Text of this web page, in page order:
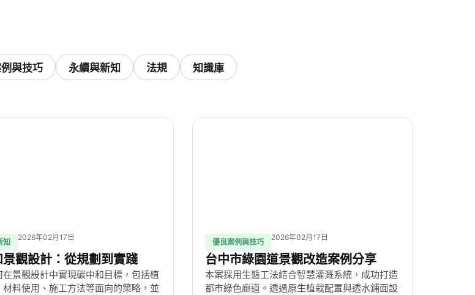
與技巧 永續與新知 法規 知識庫
知
2026年02月17日
觀設計：從規劃到實踐
在景觀設計中實現碳中和目標，包括植
材料使用、施工方法等面向的策略，並
優良案例與技巧
2026年02月17日
台中市綠園道景觀改造案例分享
本案採用生態工法結合智慧灌溉系統，成功打造
都市綠色廊道。透過原生植栽配置與透水鋪面設